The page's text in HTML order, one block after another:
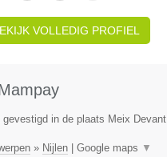
VOLLEDIG PROFIEL
gevestigd in de plaats Meix
» Nijlen| Google maps ▼